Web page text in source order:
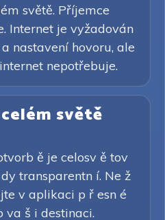
světě. Příjemce
Internet je vyžadován
nastavení hovoru, ale
nepotřebuje.
světě
ě je celosv ě tov
transparentn í. Ne ž
v aplikaci p ř esn é
va š i destinaci.